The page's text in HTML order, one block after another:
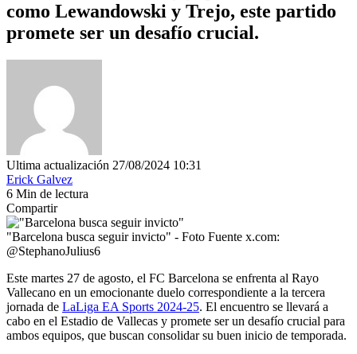
como Lewandowski y Trejo, este partido
promete ser un desafío crucial.
Ultima actualización 27/08/2024 10:31
Erick Galvez
6 Min de lectura
Compartir
"Barcelona busca seguir invicto" - Foto Fuente x.com:
@StephanoJulius6
Este martes 27 de agosto, el FC Barcelona se enfrenta al Rayo
Vallecano en un emocionante duelo correspondiente a la tercera
jornada de LaLiga EA Sports 2024-25. El encuentro se llevará a
cabo en el Estadio de Vallecas y promete ser un desafío crucial para
ambos equipos, que buscan consolidar su buen inicio de temporada.